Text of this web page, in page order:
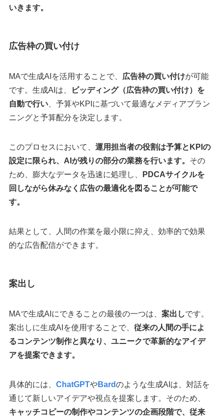
いきます。
広告枠の買い付け
MAで生成AIを活用することで、 広告枠の買い付けが可能
です。生成AIは、
ビッディング（広告枠の買い付け）を
自動で行い、予算やKPIに基づいて最適なメディアプラン
ニングと予算配分を決定します。
このプロセスにおいて、 運用担当者の役割は予算とKPIの
設定に限られ、AIが残りの部分の業務を行います。 その
ため、膨大なデータを迅速に処理し、
PDCAサイクルを
回しながら休みなく広告の最適化を図ることが可能で
す。
結果として、人間の作業を最小限に抑え、効率的で効果
的な広告配信ができます。
案出し
MAで生成AIにできることの最後の一つは、 案出しです。
案出しに生成AIを使用することで、 従来の人間の手によ
るコンテンツ制作と異なり、ユニークで革新的なアイデ
アを提案できます。
具体的には、 ChatGPTやBardのような生成AIは、対話を
通じて新しいアイデアや視点を提案します。そのため、
キャッチコピーの制作やコンテンツの企画段階で、従来